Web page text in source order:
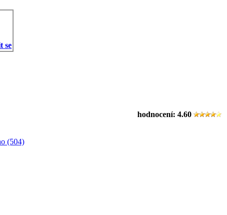
se
hodnocení: 4.60
(504)